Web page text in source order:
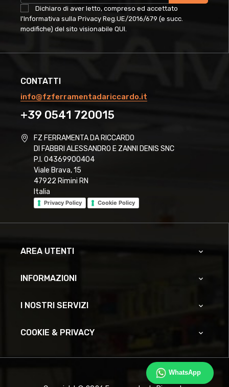
Dichiaro di aver letto, compreso ed accettato
l'Informativa sulla Privacy Reg.UE/2016/679 (e succ.
modifiche) del sito visionabile QUI
WhatsApp
CONTATTI
info@fzferramentadariccardo.it
+39 0541 720015
FZ FERRAMENTA DA RICCARDO
DI FABBRI ALESSANDRO E ZANNI DENIS SNC
P.I. 04369900404
Viale Brava, 15
47922 Rimini RN
Italia
Privacy Policy Cookie Policy
AREA UTENTI 
INFORMAZIONI 
I NOSTRI SERVIZI 
COOKIE & PRIVACY 